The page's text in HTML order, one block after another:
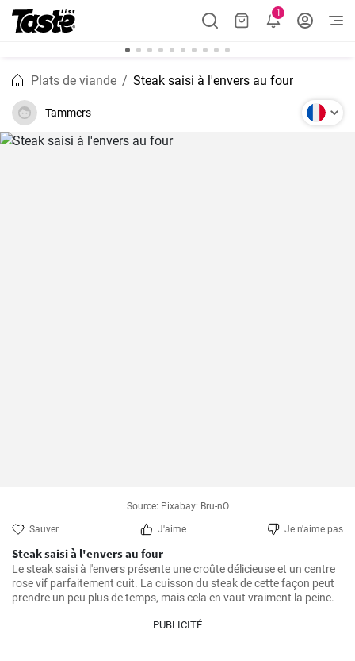
1
Plats de viande Steak saisi à l'envers au four
Tammers
Source: Pixabay: Bru-nO
Sauver J'aime Je n'aime pas
Steak saisi à l'envers au four
Le steak saisi à l'envers présente une croûte délicieuse et un centre
rose vif parfaitement cuit. La cuisson du steak de cette façon peut
prendre un peu plus de temps, mais cela en vaut vraiment la peine.
PUBLICITÉ